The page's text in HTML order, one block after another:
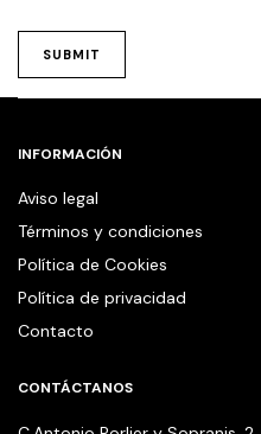
INFORMACIÓN
Aviso legal
Términos y condiciones
Política de Cookies
Política de privacidad
Contacto
CONTÁCTANOS